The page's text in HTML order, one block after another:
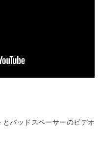
パッドスペーサーのビデオ